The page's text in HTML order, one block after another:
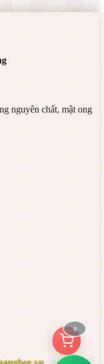
nguyên chất, mật ong
| Địa chỉ: Số
0